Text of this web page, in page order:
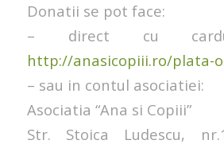
Donatii se pot face:
– direct cu
http://anasicopiii.ro/plata-
– sau in contul asociatiei:
Asociatia “Ana si Copiii”
Str. Stoica Ludescu,